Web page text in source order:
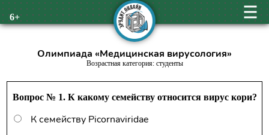
6+
Олимпиада «Медицинская вирусология»
Возрастная категория: студенты
Вопрос № 1. К какому семейству относится вирус кори?
К семейству Picornaviridae